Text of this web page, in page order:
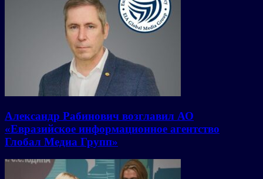
Александр Рабинович возглавил АО
«Евразийское информационное агентство
Глобал Медиа Групп»